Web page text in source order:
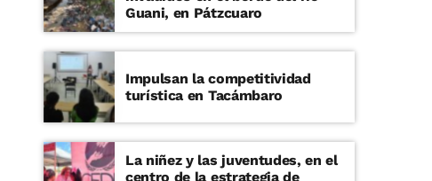
Guani, en Pátzcuaro
Impulsan la competitividad
turística en Tacámbaro
La niñez y las juventudes, en el
centro de la estrategia de